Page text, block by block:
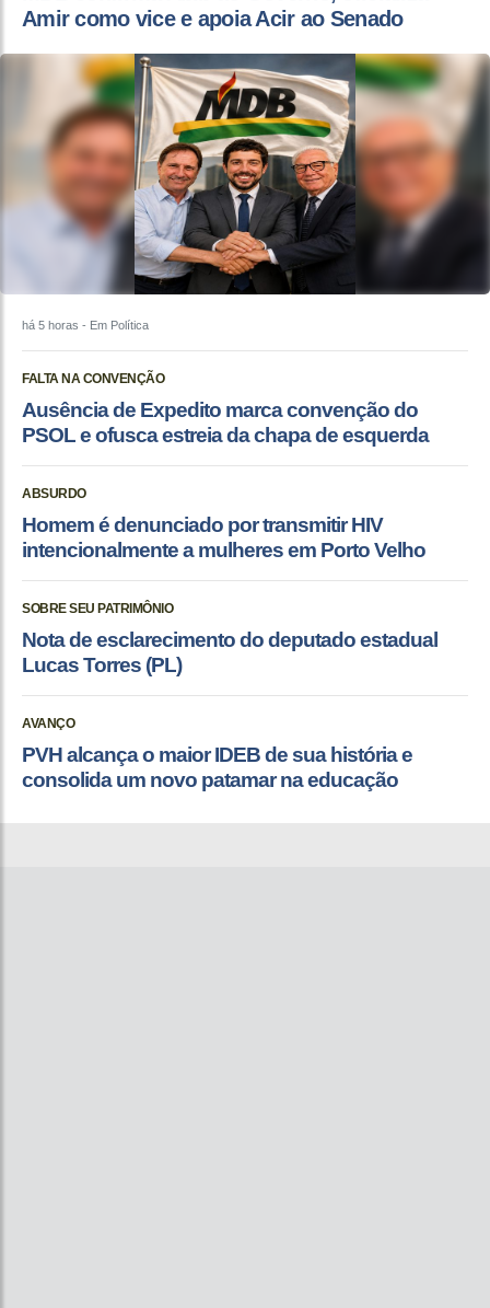
Amir como vice e apoia Acir ao Senado
há 5 horas - Em Política
FALTA NA CONVENÇÃO
Ausência de Expedito marca convenção do
PSOL e ofusca estreia da chapa de esquerda
ABSURDO
Homem é denunciado por transmitir HIV
intencionalmente a mulheres em Porto Velho
SOBRE SEU PATRIMÔNIO
Nota de esclarecimento do deputado estadual
Lucas Torres (PL)
AVANÇO
PVH alcança o maior IDEB de sua história e
consolida um novo patamar na educação